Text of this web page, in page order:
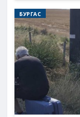
БУРГАС